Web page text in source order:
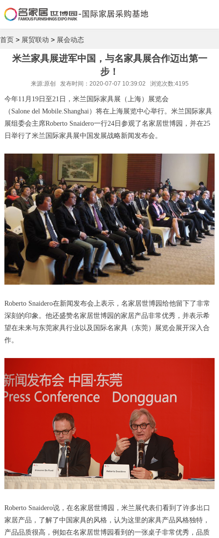
首页 > 展贸联动 > 展会动态
米兰家具展进军中国，与名家具展合作迈出第一
步！
来源:原创 发布时间：2020-07-07 10:39:02 浏览次数:4195
今年11月19日至21日，米兰国际家具展（上海）展览会
（Salone del Mobile.Shanghai）将在上海展览中心举行。米兰国际家具
展组委会主席Roberto Snaidero一行24日参观了名家居世博园，并在25
日举行了米兰国际家具展中国发展战略新闻发布会。
Roberto Snaidero在新闻发布会上表示，名家居世博园给他留下了非常
深刻的印象。他还盛赞名家居世博园的家居产品非常优秀，并表示希
望在未来与东莞家具行业以及国际名家具（东莞）展览会展开深入合
作。
Roberto Snaidero说，在名家居世博园，米兰展代表们看到了许多出口
家居产品，了解了中国家具的风格，认为这里的家具产品风格独特，
产品品质很高，例如在名家居世博园看到的一张桌子非常优秀，品质